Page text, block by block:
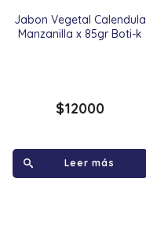
Jabon Vegetal Calendula
Manzanilla x 85gr Boti-k
$12000
Leer más